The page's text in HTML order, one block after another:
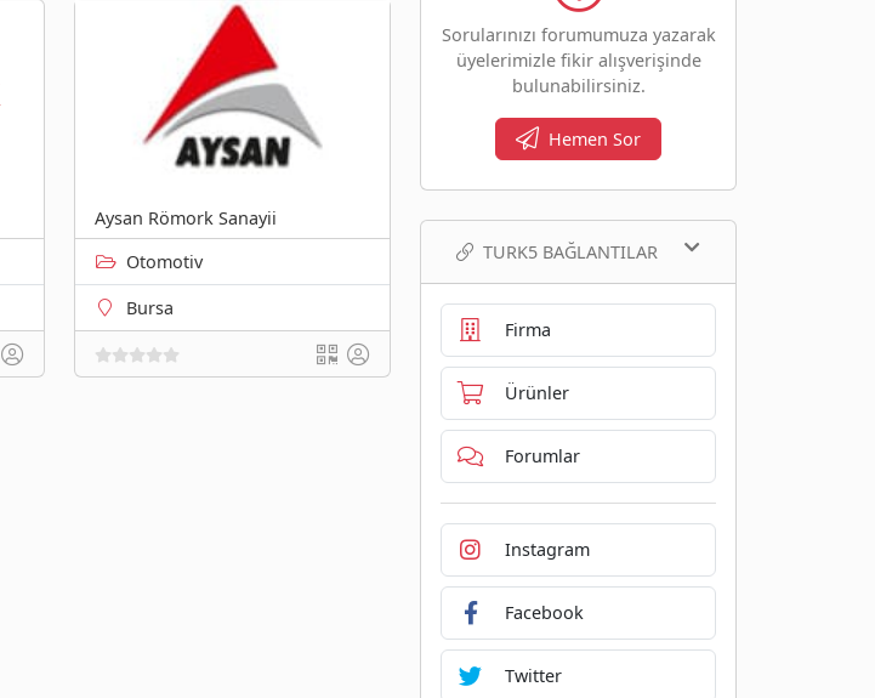
Aysan Römork Sanayii
Otomotiv
Bursa
Sorularınızı forumumuza yazarak
üyelerimizle fikir alışverişinde
bulunabilirsiniz.
Hemen Sor
TURK5 BAĞLANTILAR
Firma
Ürünler
Forumlar
Instagram
Facebook
Twitter